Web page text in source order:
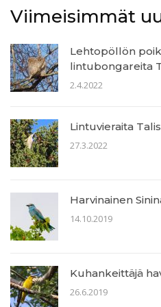
Viimeisimmät
Lehtopöllön
lintubongareita
2.4.2022
Lintuvieraita
27.3.2022
Harvinainen
14.10.2019
Kuhankeittäjä
26.6.2019